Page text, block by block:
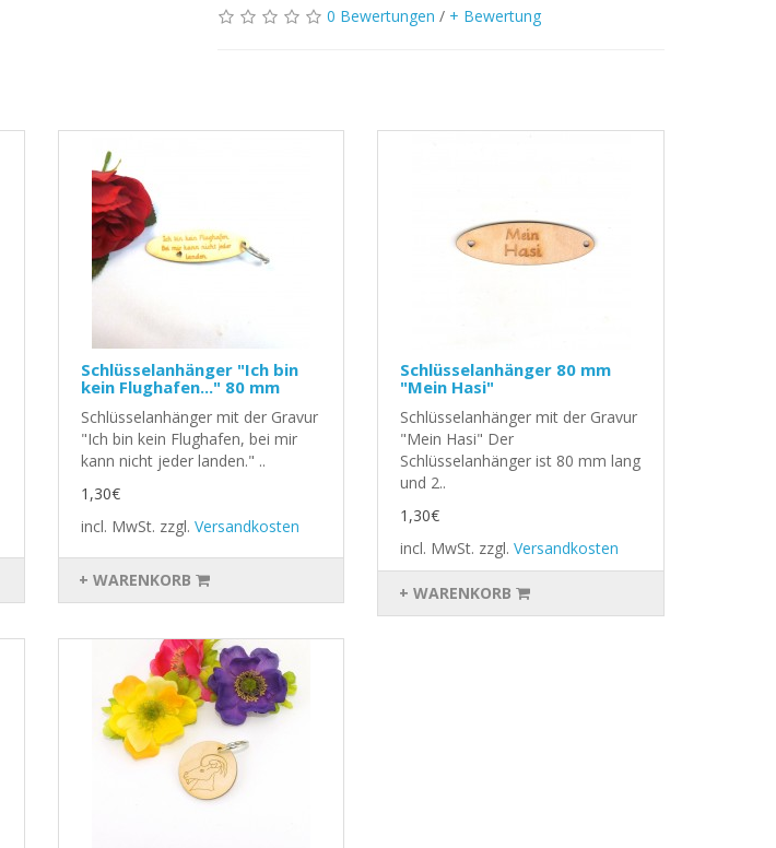
0 Bewertungen / + Bewertung
Schlüsselanhänger "Ich bin
kein Flughafen..." 80 mm
Schlüsselanhänger mit der Gravur
"Ich bin kein Flughafen, bei mir
kann nicht jeder landen." ..
1,30€
incl. MwSt. zzgl. Versandkosten
+ WARENKORB
Schlüsselanhänger 80 mm
"Mein Hasi"
Schlüsselanhänger mit der Gravur
"Mein Hasi" Der
Schlüsselanhänger ist 80 mm lang
und 2..
1,30€
incl. MwSt. zzgl.Versandkosten
+ WARENKORB